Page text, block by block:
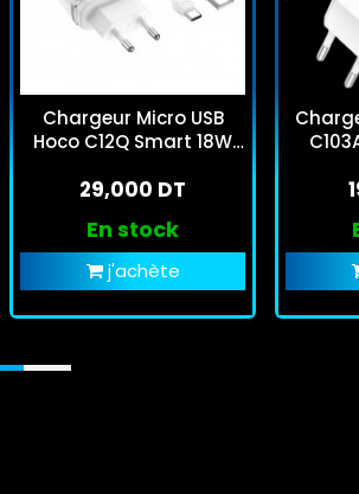
Chargeur Micro USB
Hoco C12Q Smart 18W
29,000 DT
En stock
j'achète